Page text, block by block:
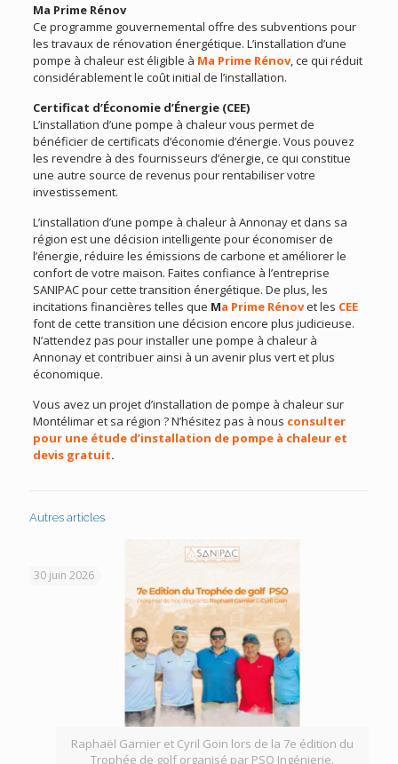
Ma Prime Rénov
Ce programme gouvernemental offre des subventions pour
les travaux de rénovation énergétique. L’installation d’une
pompe à chaleur est éligible à Ma Prime Rénov, ce qui réduit
considérablement le coût initial de l’installation.
Certificat d’Économie d’Énergie (CEE)
L’installation d’une pompe à chaleur vous permet de
bénéficier de certificats d’économie d’énergie. Vous pouvez
les revendre à des fournisseurs d’énergie, ce qui constitue
une autre source de revenus pour rentabiliser votre
investissement.
L’installation d’une pompe à chaleur à Annonay et dans sa
région est une décision intelligente pour économiser de
l’énergie, réduire les émissions de carbone et améliorer le
confort de votre maison. Faites confiance à l’entreprise
SANIPAC pour cette transition énergétique. De plus, les
incitations financières telles que Ma Prime Rénovet les CEE
font de cette transition une décision encore plus judicieuse.
N’attendez pas pour installer une pompe à chaleur à
Annonay et contribuer ainsi à un avenir plus vert et plus
économique.
Vous avez un projet d’installation de pompe à chaleur sur
Montélimar et sa région ? N’hésitez pas à nous consulter
pour une étude d’installation de pompe à chaleur et
devis gratuit.
Autres articles
Raphaël Garnier et Cyril Goin lors de la 7e édition du
Trophée de golf organisé par PSO Ingénierie.
30 juin 2026